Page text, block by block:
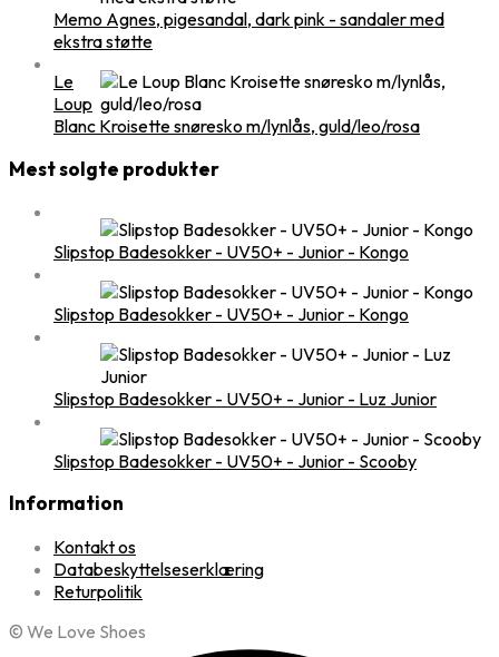
Memo Agnes, pigesandal, dark pink - sandaler med
ekstra støtte
Le
Loup
Blanc Kroisette snøresko m/lynlås, guld/leo/rosa
Mest solgte produkter
Slipstop Badesokker - UV50+ - Junior - Kongo
Slipstop Badesokker - UV50+ - Junior - Kongo
Slipstop Badesokker - UV50+ - Junior - Luz Junior
Slipstop Badesokker - UV50+ - Junior - Scooby
Information
Kontakt os
Databeskyttelseserklæring
Returpolitik
© We Love Shoes